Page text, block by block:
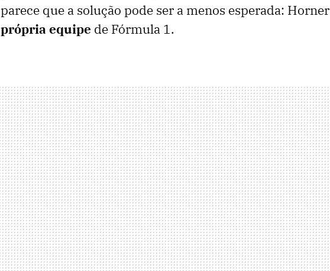
parece que a solução pode ser a menos esperada: Horner
própria equipe de Fórmula 1.